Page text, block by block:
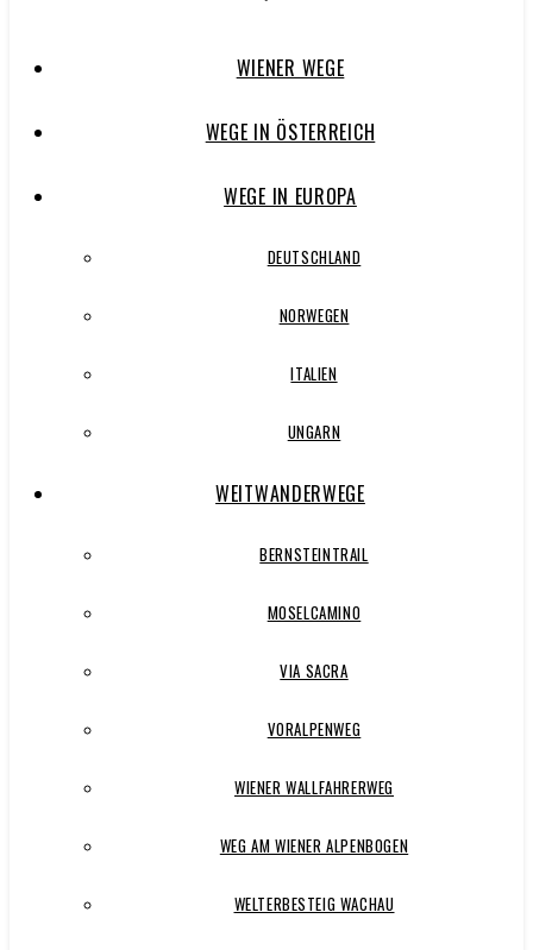
WIENER WEGE
WEGE IN ÖSTERREICH
WEGE IN EUROPA
DEUTSCHLAND
NORWEGEN
ITALIEN
UNGARN
WEITWANDERWEGE
BERNSTEINTRAIL
MOSELCAMINO
VIA SACRA
VORALPENWEG
WIENER WALLFAHRERWEG
WEG AM WIENER ALPENBOGEN
WELTERBESTEIG WACHAU